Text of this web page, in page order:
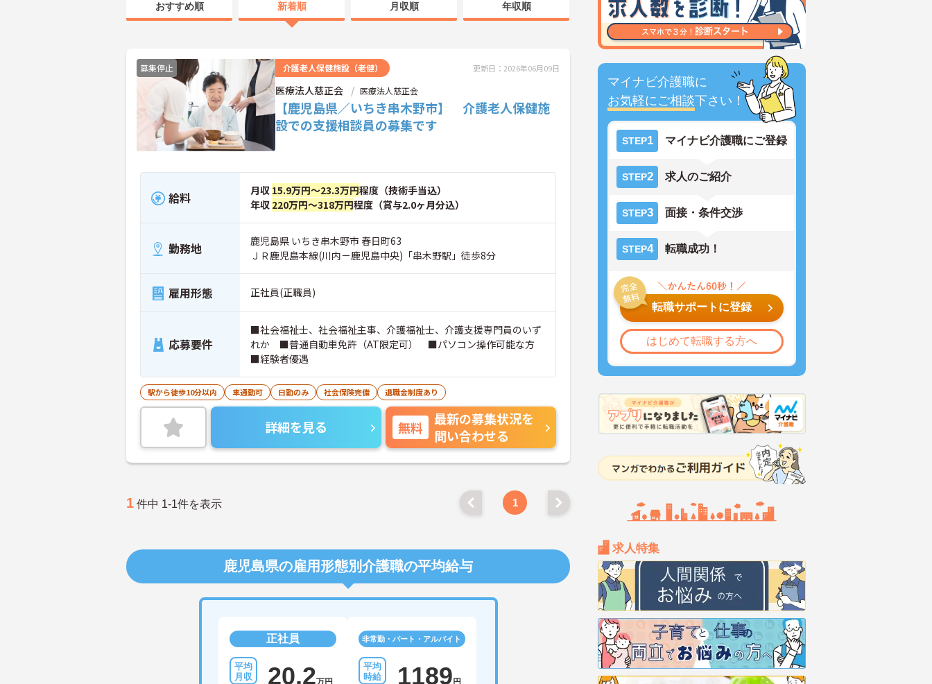
マイナビ介護職に
お気軽にご相談下さい！
STEP1 マイナビ介護職にご登録
STEP2 求人のご紹介
STEP3 面接・条件交渉
STEP4 転職成功！
転職サポートに登録
はじめて転職する方へ
求人特集
おすすめ順 新着順 月収順 年収順
募集停止 介護老人保健施設（老健） 更新日：2026年06月09日
医療法人慈正会 医療法人慈正会
【鹿児島県／いちき串木野市】 介護老人保健施
設での支援相談員の募集です
給料 月収 15.9万円～23.3万円程度（技術手当込）
年収 220万円～318万円程度（賞与2.0ヶ月分込）
勤務地
鹿児島県 いちき串木野市 春日町63
ＪＲ鹿児島本線(川内－鹿児島中央)「串木野駅」徒歩8分
雇用形態 正社員(正職員)
応募要件
■社会福祉士、社会福祉主事、介護福祉士、介護支援専門員のいず
れか ■普通自動車免許（AT限定可） ■パソコン操作可能な方
■経験者優遇
駅から徒歩10分以内 車通勤可 日勤のみ 社会保険完備 退職金制度あり
詳細を見る 無料
最新の募集状況を
問い合わせる
1 件中 1-1件を表示 1
鹿児島県の雇用形態別介護職の平均給与
正社員
20.2
非常勤・パート・アルバイト
1189